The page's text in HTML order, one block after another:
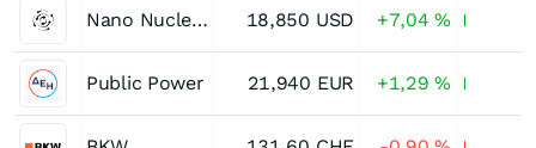
Nano Nuclear Energy 18,850 USD +7,04%
Public Power 21,940 EUR +1,29%